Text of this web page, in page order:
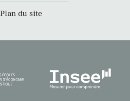
Plan du site